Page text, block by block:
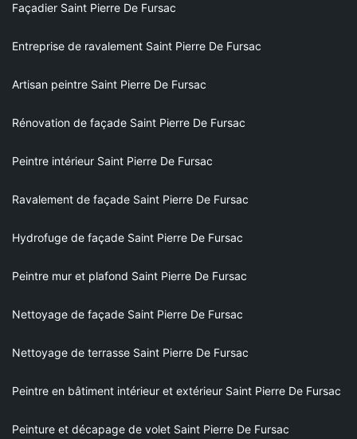
Façadier Saint Pierre De Fursac
Entreprise de ravalement Saint Pierre De Fursac
Artisan peintre Saint Pierre De Fursac
Rénovation de façade Saint Pierre De Fursac
Peintre intérieur Saint Pierre De Fursac
Ravalement de façade Saint Pierre De Fursac
Hydrofuge de façade Saint Pierre De Fursac
Peintre mur et plafond Saint Pierre De Fursac
Nettoyage de façade Saint Pierre De Fursac
Nettoyage de terrasse Saint Pierre De Fursac
Peintre en bâtiment intérieur et extérieur Saint Pierre De Fursac
Peinture et décapage de volet Saint Pierre De Fursac